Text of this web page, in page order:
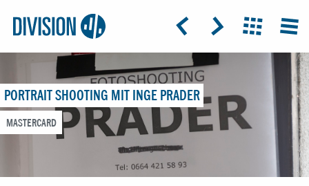
Logo:
Division4
ICON: ARROW-LEFT
ICON: ARROW-RIGHT
ICON:
PORTRAIT SHOOTING MIT INGE PRADER
MASTERCARD